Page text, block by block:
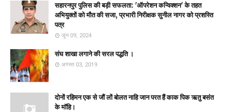
सहारनपुर पुलिस की बड़ी सफलता: 'ऑपरेशन कन्विक्शन' के तहत
अभियुक्तों को मौत की सजा, प्रभारी निरीक्षक सुनील नागर को प्रशस्ति
पत्र
जून 09, 2024
संघ शाखा लगाने की सरल पद्धति ।
अगस्त 03, 2019
दोनों रहिमन एक से जौं लों बोलत नाहि जान परत हैं काक पिक ऋतु बसंत
के माॅहि।